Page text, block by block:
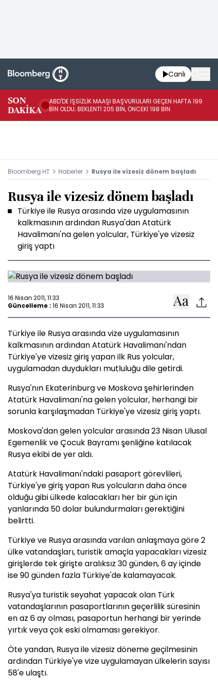
Canlı
SON
DAKİKA
ABD'DE İŞSİZLİK MAAŞI BAŞVURULARI GEÇEN HAFTA 199
BİN OLDU; BEKLENTİ 205 BİN, ÖNCEKİ 198 BİN
Bloomberg HT Haberler Rusya ile vizesiz dönem başladı
Rusya ile vizesiz dönem başladı
Türkiye ile Rusya arasında vize uygulamasının
kalkmasının ardından Rusya'dan Atatürk
Havalimanı'na gelen yolcular, Türkiye'ye vizesiz
giriş yaptı
16 Nisan 2011, 11:33
Güncelleme : 16 Nisan 2011, 11:33
Türkiye ile Rusya arasında vize uygulamasının
kalkmasının ardından Atatürk Havalimanı'ndan
Türkiye'ye vizesiz giriş yapan ilk Rus yolcular,
uygulamadan duydukları mutluluğu dile getirdi.
Rusya'nın Ekaterinburg ve Moskova şehirlerinden
Atatürk Havalimanı'na gelen yolcular, herhangi bir
sorunla karşılaşmadan Türkiye'ye vizesiz giriş yaptı.
Moskova'dan gelen yolcular arasında 23 Nisan Ulusal
Egemenlik ve Çocuk Bayramı şenliğine katılacak
Rusya ekibi de yer aldı.
Atatürk Havalimanı'ndaki pasaport görevlileri,
Türkiye'ye giriş yapan Rus yolcuların daha önce
olduğu gibi ülkede kalacakları her bir gün için
yanlarında 50 dolar bulundurmaları gerektiğini
belirtti.
Türkiye ve Rusya arasında varılan anlaşmaya göre 2
ülke vatandaşları, turistik amaçla yapacakları vizesiz
girişlerde tek girişte aralıksız 30 günden, 6 ay içinde
ise 90 günden fazla Türkiye'de kalamayacak.
Rusya'ya turistik seyahat yapacak olan Türk
vatandaşlarının pasaportlarının geçerlilik süresinin
en az 6 ay olması, pasaportun herhangi bir yerinde
yırtık veya çok eski olmaması gerekiyor.
Öte yandan, Rusya ile vizesiz döneme geçilmesinin
ardından Türkiye'ye vize uygulamayan ülkelerin sayısı
58'e ulaştı.